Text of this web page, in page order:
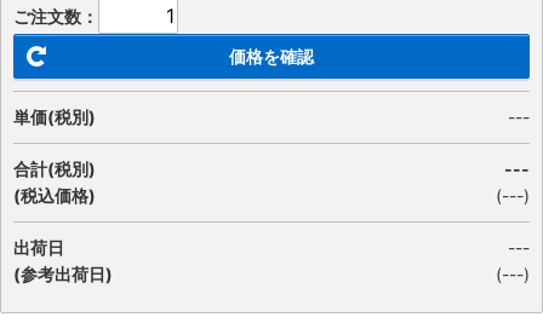
ご注文数：
価格を確認
単価(税別) ---
合計(税別)
(税込価格)
---
(---)
出荷日
(参考出荷日)
---
(---)